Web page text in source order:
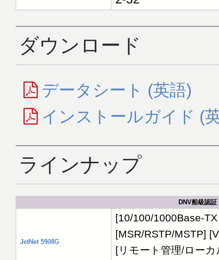
ダウンロード
データシート (英語)
インストールガイド (
ラインナップ
DNV船級認
JetNet 5908G
[10/100/1000Base-
[MSR/RSTP/MSTP]
[リモート管理/ロー